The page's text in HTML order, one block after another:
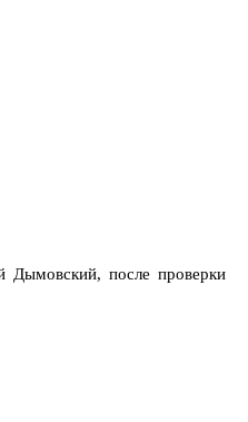
после проверки